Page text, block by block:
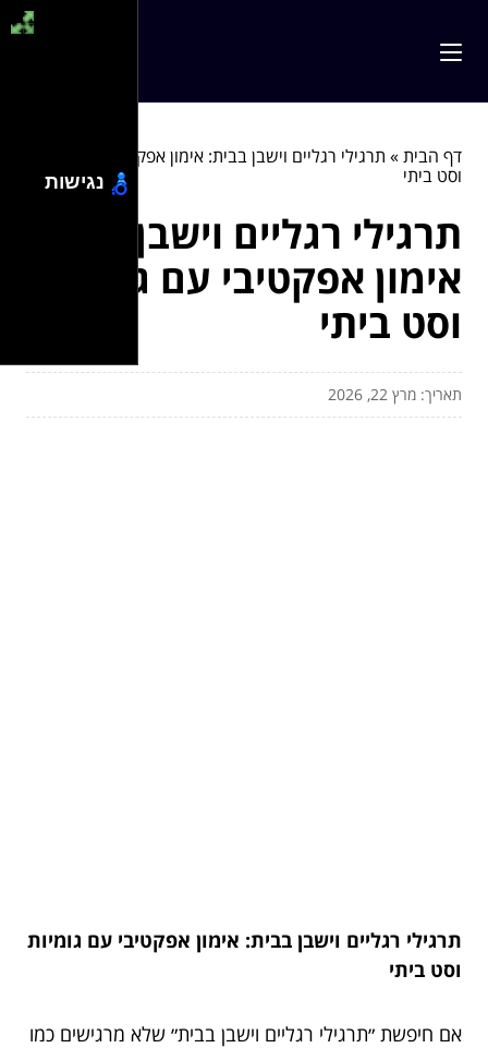
דף הבית» תרגילי רגליים וישבן בבית: אימון אפקטיבי עם גומיות
וסט ביתי
תרגילי רגליים וישבן בבית:
אימון אפקטיבי עם גומיות
וסט ביתי
תאריך: מרץ 22, 2026
תרגילי רגליים וישבן בבית: אימון אפקטיבי עם גומיות
וסט ביתי
אם חיפשת ״תרגילי רגליים וישבן בבית״ שלא מרגישים כמו
נגישות